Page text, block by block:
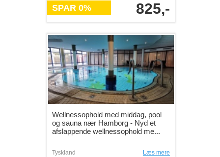
SPAR 0% 825,-
Wellnessophold med middag, pool
og sauna nær Hamborg - Nyd et
afslappende wellnessophold me...
Tyskland Læs mere